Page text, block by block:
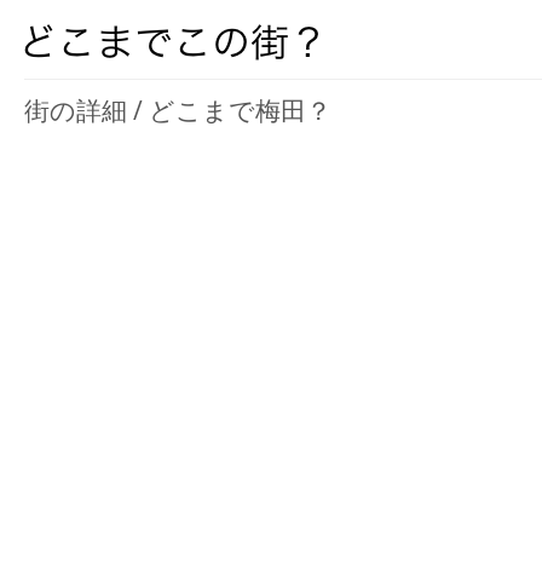
街の詳細 / どこまで梅田？